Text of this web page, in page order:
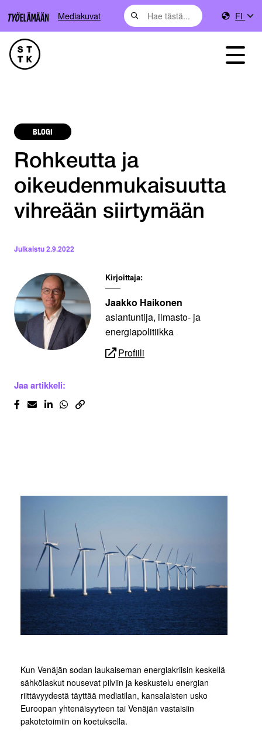
Mediakuvat FI
BLOGI
Rohkeutta ja
oikeudenmukaisuutta
vihreään siirtymään
Julkaistu2.9.2022
Kirjoittaja:
Jaakko Haikonen
asiantuntija, ilmasto- ja
energiapolitiikka
Profiili
Jaa artikkeli:
Kun Venäjän sodan laukaiseman energiakriisin keskellä
sähkölaskut nousevat pilviin ja keskustelu energian
riittävyydestä täyttää mediatilan, kansalaisten usko
Euroopan yhtenäisyyteen tai Venäjän vastaisiin
pakotetoimiin on koetuksella.